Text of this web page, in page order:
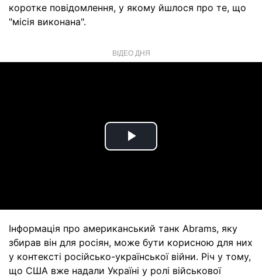
коротке повідомлення, у якому йшлося про те, що
"місія виконана".
ВІДЕО ДНЯ
Play
Інформація про американський танк Abrams, яку
збирав він для росіян, може бути корисною для них
у контексті російсько-української війни. Річ у тому,
що США вже надали Україні у ролі військової